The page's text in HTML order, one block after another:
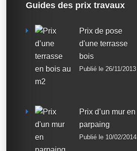
Guides des prix travaux
Prix de pose
d'une terrasse
bois
Publié le 26/11/2013
Prix d’un mur en
parpaing
Publié le 10/02/2014